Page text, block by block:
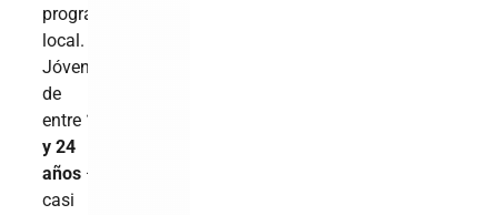
programa
local.
Jóvenes
de
entre 18
y 24
años —
casi